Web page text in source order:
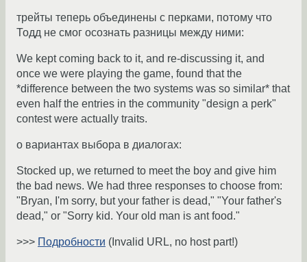
трейты теперь объединены с перками, потому что
Тодд не смог осознать разницы между ними:
We kept coming back to it, and re-discussing it, and
once we were playing the game, found that the
*difference between the two systems was so similar* that
even half the entries in the community "design a perk"
contest were actually traits.
о вариантах выбора в диалогах:
Stocked up, we returned to meet the boy and give him
the bad news. We had three responses to choose from:
"Bryan, I'm sorry, but your father is dead," "Your father's
dead," or "Sorry kid. Your old man is ant food."
>>> Подробности (Invalid URL, no host part!)